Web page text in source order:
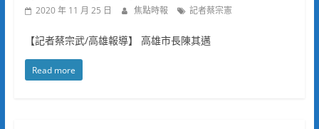
2020 年 11 月 25 日 焦點時報 記者蔡宗憲
【記者蔡宗武/高雄報導】 高雄市長陳其邁
Read more